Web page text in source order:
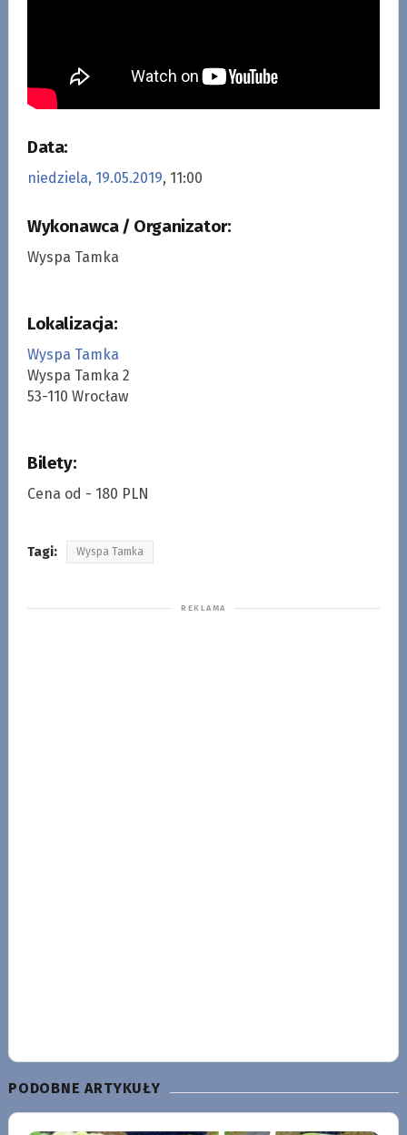
Data:
niedziela, 19.05.2019, 11:00
Wykonawca / Organizator:
Wyspa Tamka
Lokalizacja:
Wyspa Tamka
Wyspa Tamka 2
53-110 Wrocław
Bilety:
Cena od - 180 PLN
Tagi: Wyspa Tamka
PODOBNE ARTYKUŁY